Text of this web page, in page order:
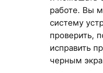
работе. Вы
систему
проверить,
исправить
черным